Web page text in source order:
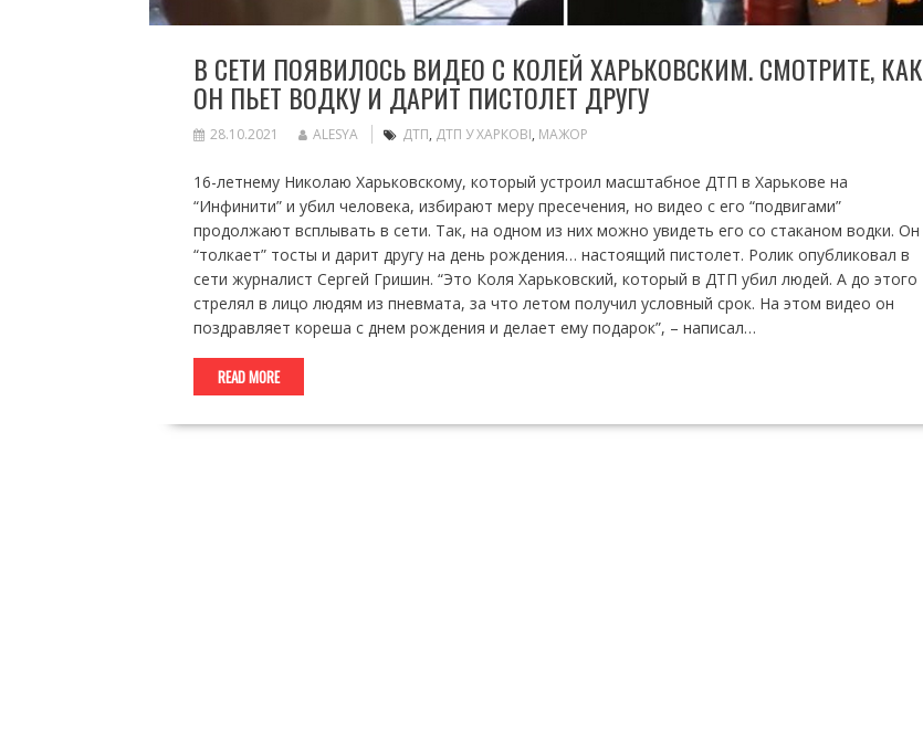
В СЕТИ ПОЯВИЛОСЬ ВИДЕО С КОЛЕЙ ХАРЬКОВСКИМ. СМОТРИТЕ, КАК
ОН ПЬЕТ ВОДКУ И ДАРИТ ПИСТОЛЕТ ДРУГУ
28.10.2021 ALESYA ДТП, ДТП У ХАРКОВІ, МАЖОР
16-летнему Николаю Харьковскому, который устроил масштабное ДТП в Харькове на
“Инфинити” и убил человека, избирают меру пресечения, но видео с его “подвигами”
продолжают всплывать в сети. Так, на одном из них можно увидеть его со стаканом водки. Он
“толкает” тосты и дарит другу на день рождения… настоящий пистолет. Ролик опубликовал в
сети журналист Сергей Гришин. “Это Коля Харьковский, который в ДТП убил людей. А до этого
стрелял в лицо людям из пневмата, за что летом получил условный срок. На этом видео он
поздравляет кореша с днем рождения и делает ему подарок”, – написал…
READ MORE